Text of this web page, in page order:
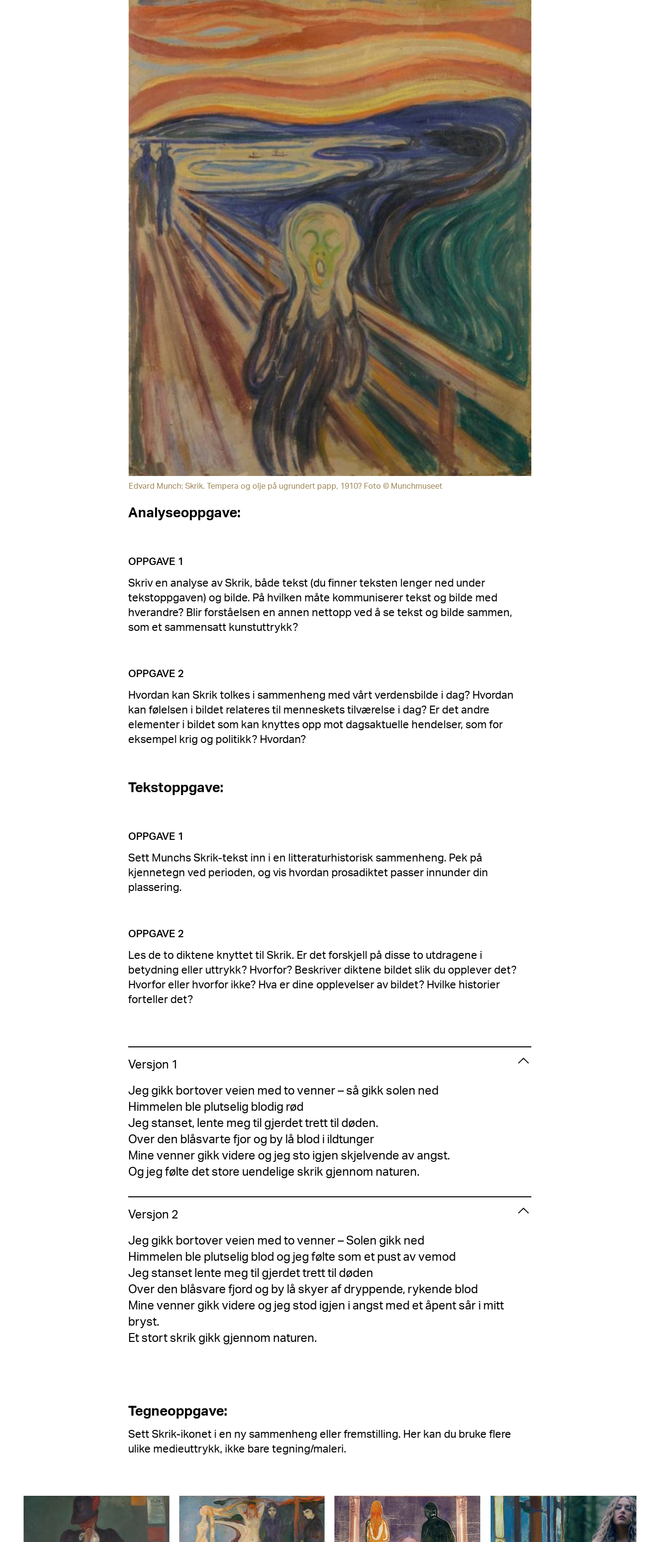
Edvard Munch: Skrik. Tempera og olje på ugrundert papp, 1910? Foto © Munchmuseet
Analyseoppgave:
OPPGAVE 1
Skriv en analyse av Skrik, både tekst (du finner teksten lenger ned under
tekstoppgaven) og bilde. På hvilken måte kommuniserer tekst og bilde med
hverandre? Blir forståelsen en annen nettopp ved å se tekst og bilde sammen,
som et sammensatt kunstuttrykk?
OPPGAVE 2
Hvordan kan Skrik tolkes i sammenheng med vårt verdensbilde i dag? Hvordan
kan følelsen i bildet relateres til menneskets tilværelse i dag? Er det andre
elementer i bildet som kan knyttes opp mot dagsaktuelle hendelser, som for
eksempel krig og politikk? Hvordan?
Tekstoppgave:
OPPGAVE 1
Sett Munchs Skrik-tekst inn i en litteraturhistorisk sammenheng. Pek på
kjennetegn ved perioden, og vis hvordan prosadiktet passer innunder din
plassering.
OPPGAVE 2
Les de to diktene knyttet til Skrik. Er det forskjell på disse to utdragene i
betydning eller uttrykk? Hvorfor? Beskriver diktene bildet slik du opplever det?
Hvorfor eller hvorfor ikke? Hva er dine opplevelser av bildet? Hvilke historier
forteller det?
Versjon 1
Jeg gikk bortover veien med to venner – så gikk solen ned
Himmelen ble plutselig blodig rød
Jeg stanset, lente meg til gjerdet trett til døden.
Over den blåsvarte fjor og by lå blod i ildtunger
Mine venner gikk videre og jeg sto igjen skjelvende av angst.
Og jeg følte det store uendelige skrik gjennom naturen.
Versjon 2
Jeg gikk bortover veien med to venner – Solen gikk ned
Himmelen ble plutselig blod og jeg følte som et pust av vemod
Jeg stanset lente meg til gjerdet trett til døden
Over den blåsvare fjord og by lå skyer af dryppende, rykende blod
Mine venner gikk videre og jeg stod igjen i angst med et åpent sår i mitt
bryst.
Et stort skrik gikk gjennom naturen.
Tegneoppgave:
Sett Skrik-ikonet i en ny sammenheng eller fremstilling. Her kan du bruke flere
ulike medieuttrykk, ikke bare tegning/maleri.